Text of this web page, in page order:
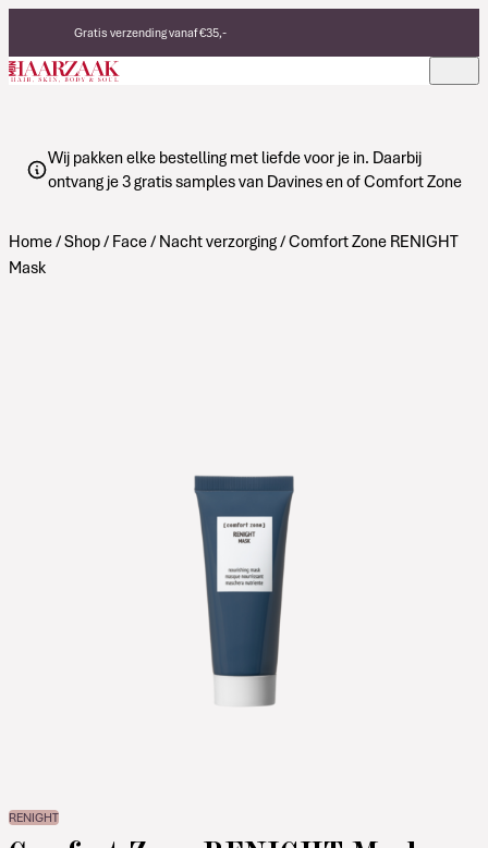
Gratis verzending vanaf €35,-
Eerlijke, duurzame producten
Made in Italy
Wij pakken elke bestelling met liefde voor je in. Daarbij
ontvang je 3 gratis samples van Davines en of Comfort Zone
Home/Shop/ Face/ Nacht verzorging/ Comfort Zone RENIGHT
Mask
RENIGHT